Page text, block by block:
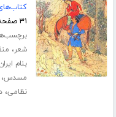
۳۱ صفحه
شعر،
بنام
مسدس،
نظامی،